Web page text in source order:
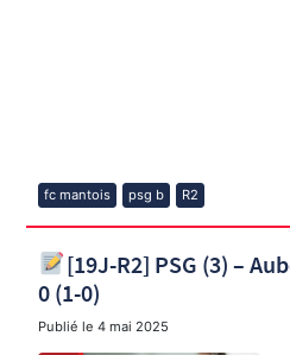
fc mantois psg b R2
[19J-R2] PSG (3) –
0 (1-0)
Publié le4 mai 2025